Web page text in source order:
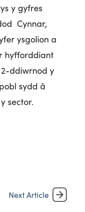
y gyfres
Cynnar,
ysgolion a
hyfforddiant
2-ddiwrnod y
sydd â
sector.
Next Article